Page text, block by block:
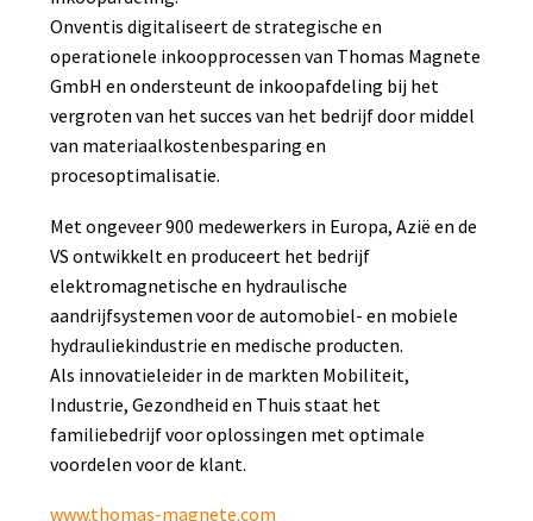
Onventis digitaliseert de strategische en
operationele inkoopprocessen van Thomas Magnete
GmbH en ondersteunt de inkoopafdeling bij het
vergroten van het succes van het bedrijf door middel
van materiaalkostenbesparing en
procesoptimalisatie.
Met ongeveer 900 medewerkers in Europa, Azië en de
VS ontwikkelt en produceert het bedrijf
elektromagnetische en hydraulische
aandrijfsystemen voor de automobiel- en mobiele
hydrauliekindustrie en medische producten.
Als innovatieleider in de markten Mobiliteit,
Industrie, Gezondheid en Thuis staat het
familiebedrijf voor oplossingen met optimale
voordelen voor de klant.
www.thomas-magnete.com